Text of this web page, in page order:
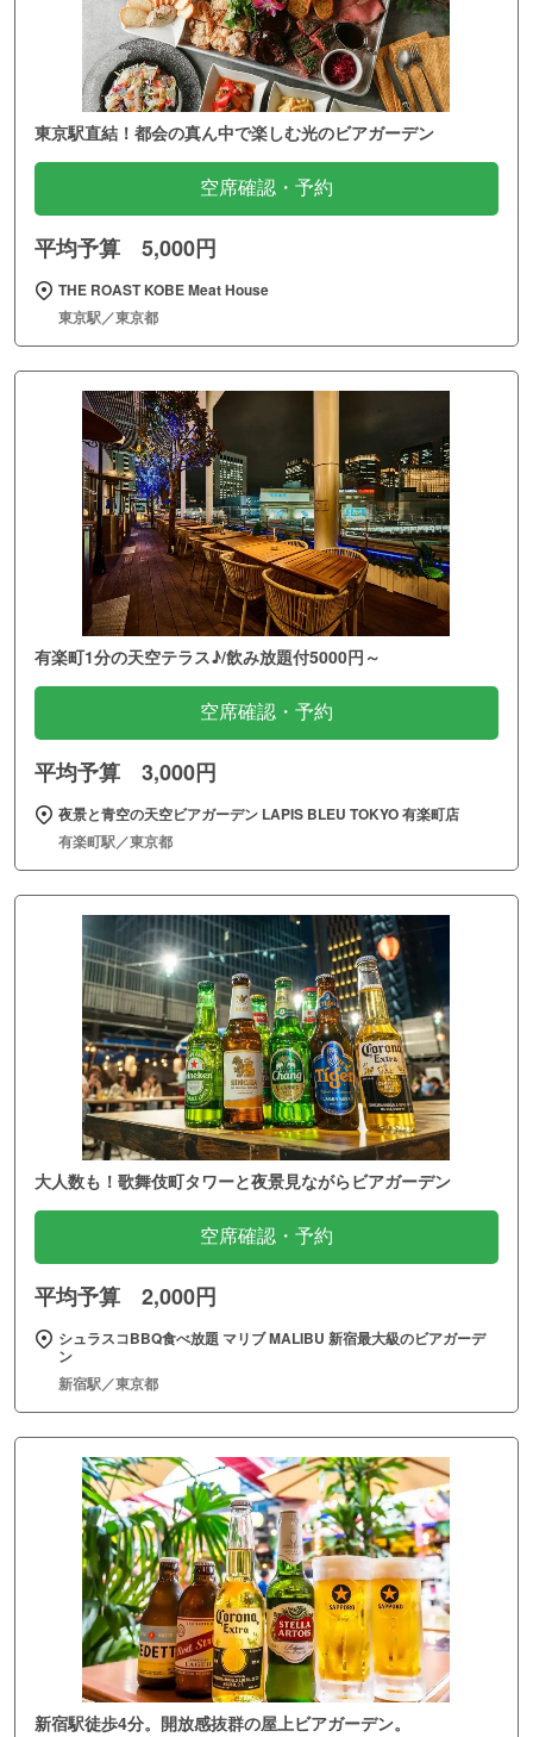
東京駅直結！都会の真ん中で楽しむ光のビアガーデン
空席確認・予約
平均予算 5,000円
THE ROAST KOBE Meat House
東京駅／東京都
有楽町1分の天空テラス♪/飲み放題付5000円～
空席確認・予約
平均予算 3,000円
夜景と青空の天空ビアガーデン LAPIS BLEU TOKYO 有楽町店
有楽町駅／東京都
大人数も！歌舞伎町タワーと夜景見ながらビアガーデン
空席確認・予約
平均予算 2,000円
シュラスコBBQ食べ放題 マリブ MALIBU 新宿最大級のビアガーデ
ン
新宿駅／東京都
新宿駅徒歩4分。開放感抜群の屋上ビアガーデン。